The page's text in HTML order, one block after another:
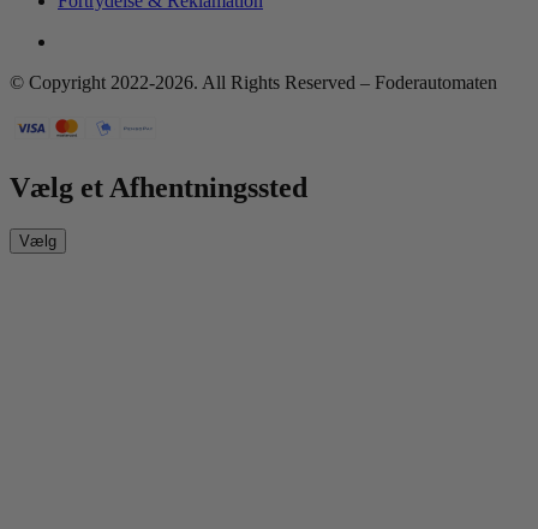
© Copyright 2022-2026. All Rights Reserved – Foderautomaten
Vælg et Afhentningssted
Vælg